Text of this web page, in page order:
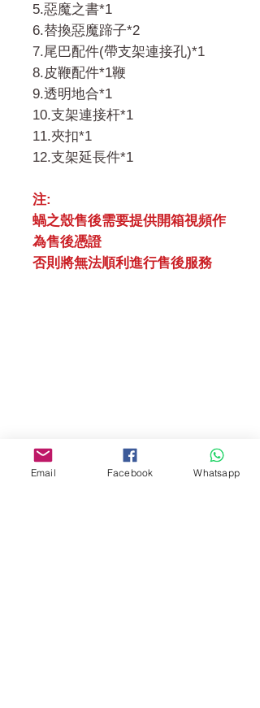
5.惡魔之書*1
6.替換惡魔蹄子*2
7.尾巴配件(帶支架連接孔)*1
8.皮鞭配件*1鞭
9.透明地合*1
10.支架連接杆*1
11.夾扣*1
12.支架延長件*1
注:
蝸之殼售後需要提供開箱視頻作
為售後憑證
否則將無法順利進行售後服務
Address:
Email Facebook Whatsapp